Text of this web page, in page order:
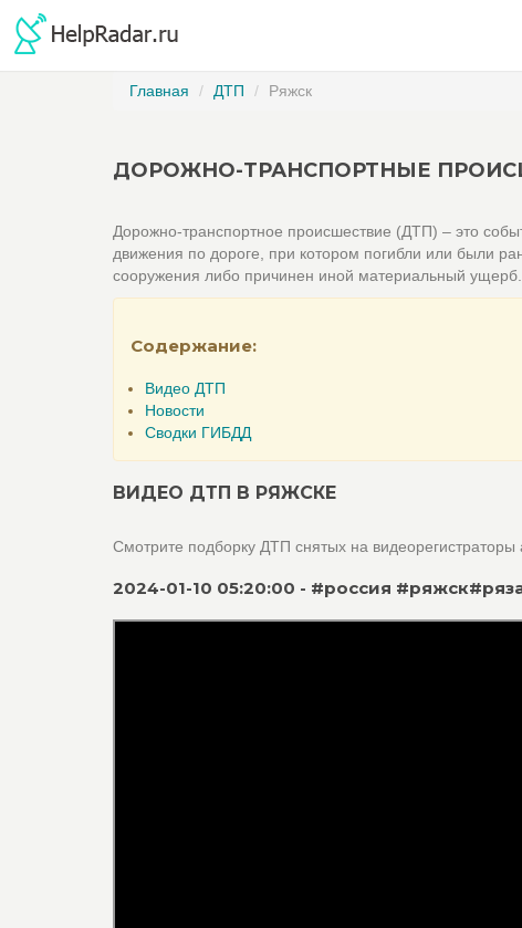
Главная ДТП Ряжск
ДОРОЖНО-ТРАНСПОРТНЫЕ
Дорожно-транспортное происшествие (ДТП) – это
движения по дороге, при котором погибли или были
сооружения либо причинен иной материальный ущерб.
Содержание:
Видео ДТП
Новости
Сводки ГИБДД
ВИДЕО ДТП В РЯЖСКЕ
Смотрите подборку ДТП снятых на
2024-01-10 05:20:00 - #россия